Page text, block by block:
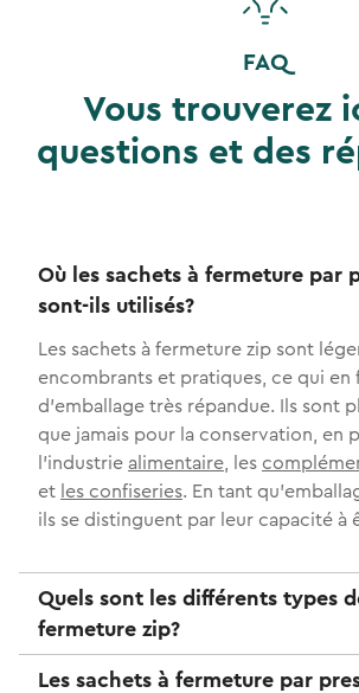
FAQ
Vous trouverez
questions et des
Où les sachets à fermeture par
sont-ils utilisés?
Les sachets à fermeture zip sont
encombrants et pratiques, ce qui en
d'emballage très répandue. Ils sont
que jamais pour la conservation, en
l'industrie alimentaire, les
et les confiseries. En tant
ils se distinguent par leur capacité à
Quels sont les différents types
fermeture zip?
Les sachets à fermeture par